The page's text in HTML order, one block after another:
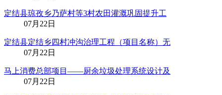
定结县琼孜乡乃萨村等3村农田灌溉巩固提升工
07月22日
定结县定结乡四村冲沟治理工程（项目名称）无
07月22日
马上消费总部项目——厨余垃圾处理系统设计及
07月22日